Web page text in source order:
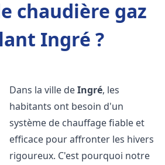
chaudière gaz
Ingré ?
Dans la ville deIngré, les
habitants ont besoin d'un
système de chauffage fiable et
efficace pour affronter les hivers
rigoureux. C'est pourquoi notre